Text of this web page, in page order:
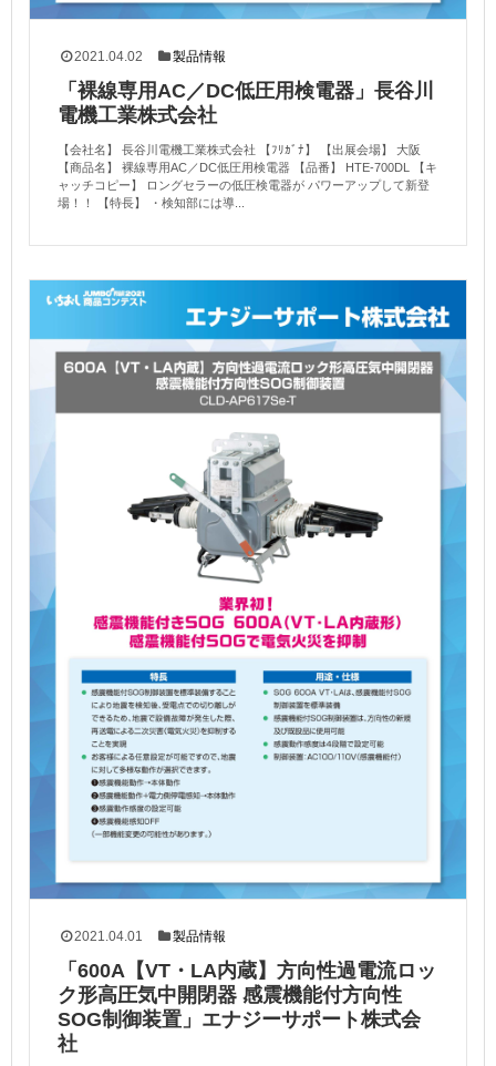
2021.04.02 製品情報
「裸線専用AC／DC低圧用検電器」長谷川
電機工業株式会社
【会社名】 長谷川電機工業株式会社 【ﾌﾘｶﾞﾅ】 【出展会場】 大阪
【商品名】 裸線専用AC／DC低圧用検電器 【品番】 HTE-700DL 【キ
ャッチコピー】 ロングセラーの低圧検電器が パワーアップして新登
場！！ 【特長】 ・検知部には導...
2021.04.01 製品情報
「600A【VT・LA内蔵】方向性過電流ロッ
ク形高圧気中開閉器 感震機能付方向性
SOG制御装置」エナジーサポート株式会
社